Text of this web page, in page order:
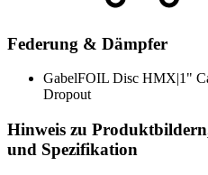
Federung & Dämpfer
GabelFOIL Disc HMX|1"
Dropout
Hinweis zu
und Spezifikation